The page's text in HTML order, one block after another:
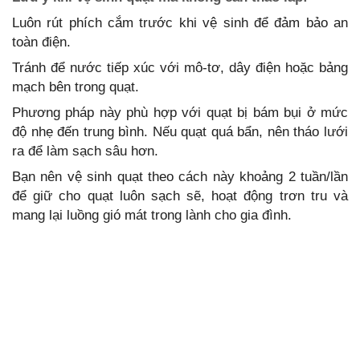
Luôn rút phích cắm trước khi vệ sinh để đảm bảo an
toàn điện.
Tránh để nước tiếp xúc với mô-tơ, dây điện hoặc bảng
mạch bên trong quạt.
Phương pháp này phù hợp với quạt bị bám bụi ở mức
độ nhẹ đến trung bình. Nếu quạt quá bẩn, nên tháo lưới
ra để làm sạch sâu hơn.
Bạn nên vệ sinh quạt theo cách này khoảng 2 tuần/lần
để giữ cho quạt luôn sạch sẽ, hoạt động trơn tru và
mang lại luồng gió mát trong lành cho gia đình.